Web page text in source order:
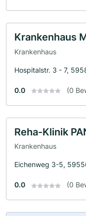
Krankenhaus
Krankenhaus
Hospitalstr. 3 - 7,
0.0 (0
Reha-Klinik
Krankenhaus
Eichenweg 3-5,
0.0 (0